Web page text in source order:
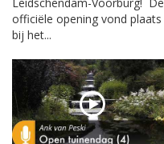
officiële opening vond plaats
bij het...